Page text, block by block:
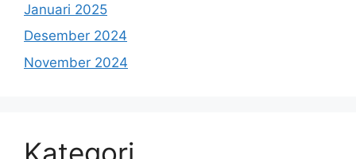
Januari 2025
Desember 2024
November 2024
Kategori